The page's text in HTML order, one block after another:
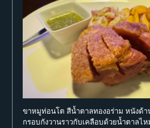
ขาหมูท่อนโต สีน้ำตาลทองอร่าม หนังด้
กรอบกังวานราวกับเคลือบด้วยน้ำตาลไ